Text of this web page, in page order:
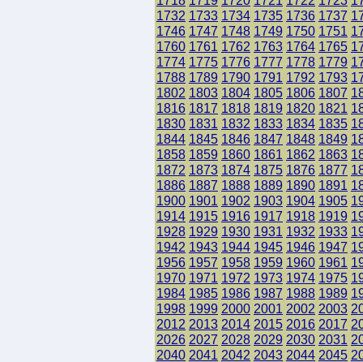
1732 1733 1734 1735 1736 1737
1746 1747 1748 1749 1750 1751
1760 1761 1762 1763 1764 1765
1774 1775 1776 1777 1778 1779
1788 1789 1790 1791 1792 1793
1802 1803 1804 1805 1806 1807
1816 1817 1818 1819 1820 1821
1830 1831 1832 1833 1834 1835
1844 1845 1846 1847 1848 1849
1858 1859 1860 1861 1862 1863
1872 1873 1874 1875 1876 1877
1886 1887 1888 1889 1890 1891
1900 1901 1902 1903 1904 1905
1914 1915 1916 1917 1918 1919
1928 1929 1930 1931 1932 1933
1942 1943 1944 1945 1946 1947
1956 1957 1958 1959 1960 1961
1970 1971 1972 1973 1974 1975
1984 1985 1986 1987 1988 1989
1998 1999 2000 2001 2002 2003
2012 2013 2014 2015 2016 2017
2026 2027 2028 2029 2030 2031
2040 2041 2042 2043 2044 2045